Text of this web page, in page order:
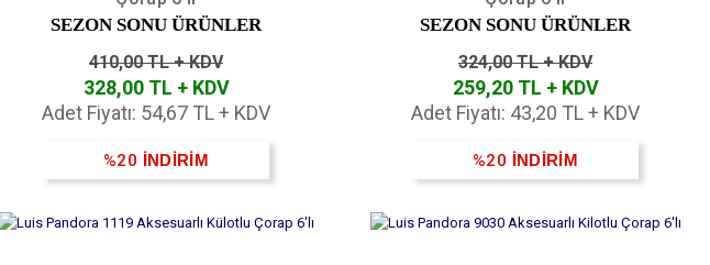
SEZON SONU ÜRÜNLER
410,00 TL + KDV
328,00 TL + KDV
Adet Fiyatı: 54,67 TL + KDV
%20 İNDİRİM
SEZON SONU ÜRÜNLER
324,00 TL + KDV
259,20 TL + KDV
Adet Fiyatı: 43,20 TL + KDV
%20 İNDİRİM